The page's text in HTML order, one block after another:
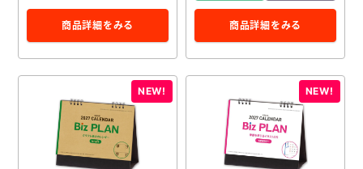
商品詳細をみる 商品詳細をみる